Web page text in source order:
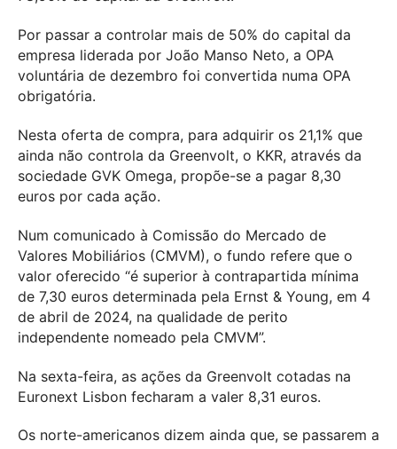
Por passar a controlar mais de 50% do capital da
empresa liderada por João Manso Neto, a OPA
voluntária de dezembro foi convertida numa OPA
obrigatória.
Nesta oferta de compra, para adquirir os 21,1% que
ainda não controla da Greenvolt, o KKR, através da
sociedade GVK Omega, propõe-se a pagar 8,30
euros por cada ação.
Num comunicado à Comissão do Mercado de
Valores Mobiliários (CMVM), o fundo refere que o
valor oferecido “é superior à contrapartida mínima
de 7,30 euros determinada pela Ernst & Young, em 4
de abril de 2024, na qualidade de perito
independente nomeado pela CMVM”.
Na sexta-feira, as ações da Greenvolt cotadas na
Euronext Lisbon fecharam a valer 8,31 euros.
Os norte-americanos dizem ainda que, se passarem a